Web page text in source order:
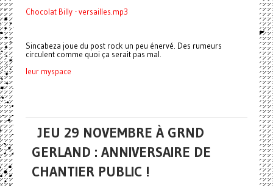
Chocolat Billy - versailles.mp3
Sincabeza joue du post rock un peu énervé. Des rumeurs
circulent comme quoi ça serait pas mal.
leur myspace
JEU 29 NOVEMBRE À GRND
GERLAND : ANNIVERSAIRE DE
CHANTIER PUBLIC !